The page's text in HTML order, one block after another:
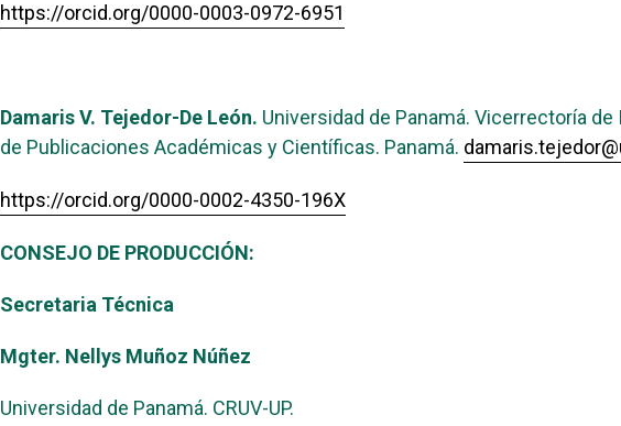
https://orcid.org/0000-0003-0972-6951
Damaris V. Tejedor-De León. Universidad de Panamá. Vicerrectoría
de Publicaciones Académicas y Científicas. Panamá.
https://orcid.org/0000-0002-4350-196X
CONSEJO DE PRODUCCIÓN:
Secretaria Técnica
Mgter. Nellys Muñoz Núñez
Universidad de Panamá. CRUV-UP.